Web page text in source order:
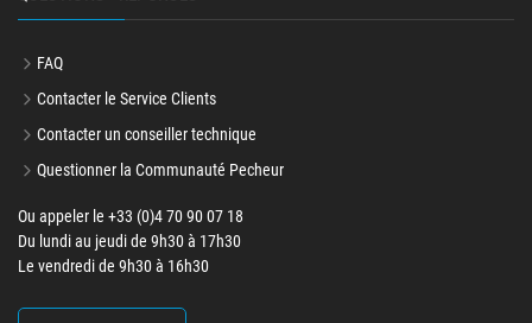
FAQ
Contacter le Service Clients
Contacter un conseiller technique
Questionner la Communauté Pecheur
Ou appeler le +33 (0)4 70 90 07 18
Du lundi au jeudi de 9h30 à 17h30
Le vendredi de 9h30 à 16h30